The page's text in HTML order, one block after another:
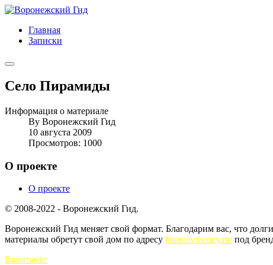
Главная
Записки
Село Пирамиды
Информация о материале
By Воронежский Гид
10 августа 2009
Просмотров: 1000
О проекте
О проекте
© 2008-2022 - Воронежский Гид.
Воронежский Гид меняет свой формат. Благодарим вас, что
материалы обретут свой дом по адресу https://vrnency.ru/под
Вконтакте